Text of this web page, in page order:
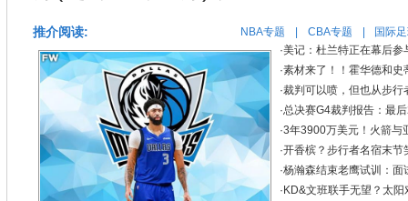
推介阅读: NBA专题 CBA专题 国际
·美记：杜兰特正在幕后参
·素材来了！！霍华德和史
·裁判可以喷，但也从步行
·总决赛G4裁判报告：最
·3年3900万美元！火箭与
·开香槟？步行者名宿末
·杨瀚森结束老鹰试训：
· KD&文班联手无望？太